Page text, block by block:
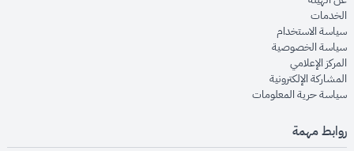
الخدماتopens in new window
سياسة الاستخدام
سياسة الخصوصيةopens in new window
المركز الإعلاميopens in new window
المشاركة الإلكترونيةopens in new window
سياسة حرية المعلوماتopens in new window
روابط مهمة